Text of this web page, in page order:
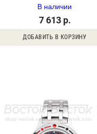
В наличии
7 613 р.
ДОБАВИТЬ В КОРЗИНУ